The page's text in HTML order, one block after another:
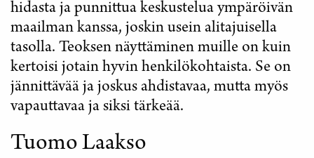
hidasta ja punnittua keskustelua ympäröivän
maailman kanssa, joskin usein alitajuisella
tasolla. Teoksen näyttäminen muille on kuin
kertoisi jotain hyvin henkilökohtaista. Se on
jännittävää ja joskus ahdistavaa, mutta myös
vapauttavaa ja siksi tärkeää.
Tuomo Laakso